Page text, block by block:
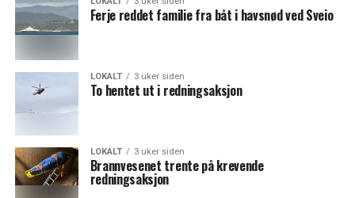
Ferje reddet familie fra båt i havsnød ved Sveio
LOKALT 3 uker siden
To hentet ut i redningsaksjon
LOKALT 3 uker siden
Brannvesenet trente på krevende
redningsaksjon